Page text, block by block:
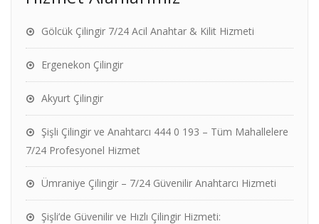
Gölcük Çilingir 7/24 Acil Anahtar & Kilit Hizmeti
Ergenekon Çilingir
Akyurt Çilingir
Şişli Çilingir ve Anahtarcı 444 0 193 – Tüm Mahallelere
7/24 Profesyonel Hizmet
Ümraniye Çilingir – 7/24 Güvenilir Anahtarcı Hizmeti
Şişli’de Güvenilir ve Hızlı Çilingir Hizmeti: